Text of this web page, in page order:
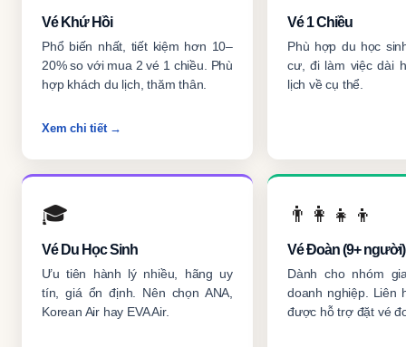
Vé Khứ Hồi
Phổ biến nhất, tiết kiệm hơn 10–
20% so với mua 2 vé 1 chiều. Phù
hợp khách du lịch, thăm thân.
Xem chi tiết →
Vé 1 Chiều
Phù hợp du học
cư, đi làm việc dài
lịch về cụ thể.
🎓
Vé Du Học Sinh
Ưu tiên hành lý nhiều, hãng uy
tín, giá ổn định. Nên chọn ANA,
Korean Air hay EVA Air.
👨‍👩‍👧‍👦
Vé Đoàn (9+ người)
Dành cho nhóm
doanh nghiệp. Liên
được hỗ trợ đặt vé